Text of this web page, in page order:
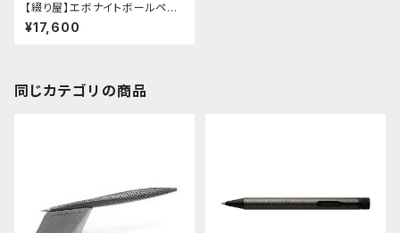
【綴り屋】エボナイトボールペン
(楓＆レッドウッド)
¥17,600
同じカテゴリの商品